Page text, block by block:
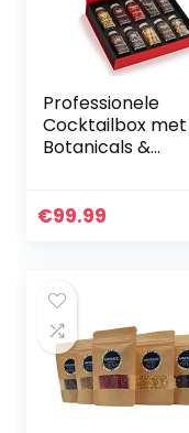
Professionele
Cocktailbox met
Botanicals &
€99.99